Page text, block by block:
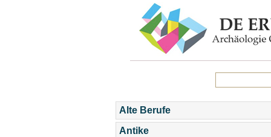
Alte Berufe
Antike